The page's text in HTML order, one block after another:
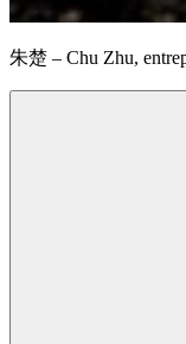
朱楚 – Chu Zhu,